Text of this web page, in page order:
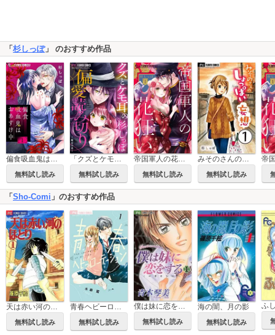
「 杉しっぽ」 のおすすめ作品
偏食吸血鬼はおあずけ中【合本版】
無料試し読み
「クズとケモ耳」の杉しっぽ 偏愛読み切り【マイクロ】
無料試し読み
帝国軍人の花狂い【マイクロ】
無料試し読み
みそのさんのしょっぱい妄想【マイクロ】
無料試し読み
「 Sho-Comi 」のおすすめ作品
天は赤い河のほとり
無料試し読み 無料試し読み
僕は妹に恋をする
無料試し読み
海の闇、月の影
無料試し読み
ふ